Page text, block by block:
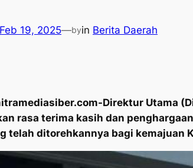
Feb 19, 2025—byin Berita Daerah
Direktur Utama
rasa terima kasih dan
telah ditorehkannya bagi kemajuan